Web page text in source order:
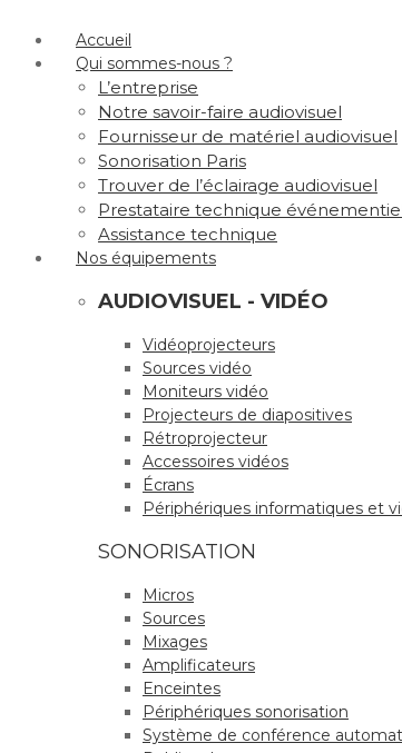
Accueil
Qui sommes-nous ?
L’entreprise
Notre savoir-faire audiovisuel
Fournisseur de matériel audiovisuel
Sonorisation Paris
Trouver de l’éclairage audiovisuel
Prestataire technique
Assistance technique
Nos équipements
AUDIOVISUEL - VIDÉO
Vidéoprojecteurs
Sources vidéo
Moniteurs vidéo
Projecteurs de diapositives
Rétroprojecteur
Accessoires vidéos
Écrans
Périphériques informatiques et
SONORISATION
Micros
Sources
Mixages
Amplificateurs
Enceintes
Périphériques sonorisation
Système de conférence